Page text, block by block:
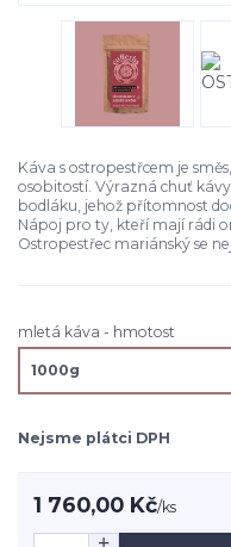
Káva s ostropestřcem je
osobitostí. Výrazná chuť
bodláku, jehož přítomnost
Nápoj pro ty, kteří mají rádi
Ostropestřec mariánský se
mletá káva - hmotost
Nejsme plátci DPH
1 760,00 Kč/ks